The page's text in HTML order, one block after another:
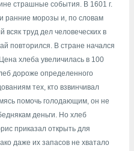
страшные события. В 1601 г.
ранние морозы и, по словам
труд дел человеческих в
повторился. В стране начался
хлеба увеличилась в 100
дороже определенного
тех, кто взвинчивал
помочь голодающим, он не
деньги. Но хлеб
приказал открыть для
даже их запасов не хватало